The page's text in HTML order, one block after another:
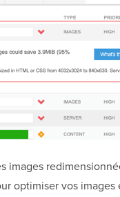
optimiser vos